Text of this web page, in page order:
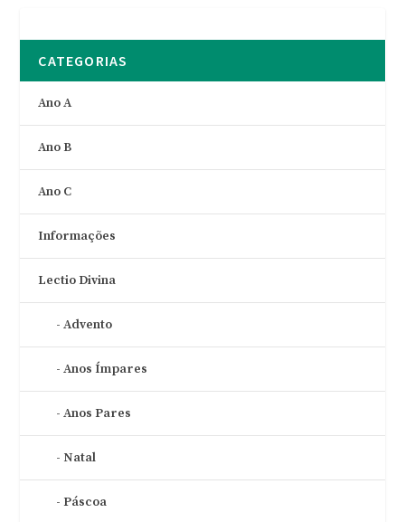
CATEGORIAS
Ano A
Ano B
Ano C
Informações
Lectio Divina
Advento
Anos Ímpares
Anos Pares
Natal
Páscoa